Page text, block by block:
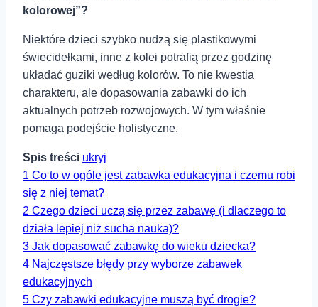
kolorowej”?
Niektóre dzieci szybko nudzą się plastikowymi
świecidełkami, inne z kolei potrafią przez godzinę
układać guziki według kolorów. To nie kwestia
charakteru, ale dopasowania zabawki do ich
aktualnych potrzeb rozwojowych. W tym właśnie
pomaga podejście holistyczne.
Spis treści ukryj
1 Co to w ogóle jest zabawka edukacyjna i czemu robi
się z niej temat?
2 Czego dzieci uczą się przez zabawę (i dlaczego to
działa lepiej niż sucha nauka)?
3 Jak dopasować zabawkę do wieku dziecka?
4 Najczęstsze błędy przy wyborze zabawek
edukacyjnych
5 Czy zabawki edukacyjne muszą być drogie?